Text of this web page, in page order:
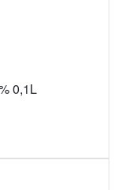
0,1L